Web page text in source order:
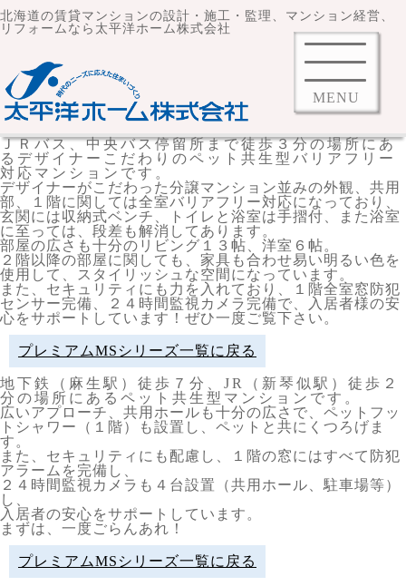
北海道の賃貸マンションの設計・施工・監理、マンション経営、
リフォームなら太平洋ホーム株式会社
MENU
ＪＲバス、中央バス停留所まで徒歩３分の場所にあ
るデザイナーこだわりのペット共生型バリアフリー
対応マンションです。
デザイナーがこだわった分譲マンション並みの外観、共用
部、１階に関しては全室バリアフリー対応になっており、
玄関には収納式ベンチ、トイレと浴室は手摺付、また浴室
に至っては、段差も解消してあります。
部屋の広さも十分のリビング１３帖、洋室６帖。
２階以降の部屋に関しても、家具も合わせ易い明るい色を
使用して、スタイリッシュな空間になっています。
また、セキュリティにも力を入れており、１階全室窓防犯
センサー完備、２４時間監視カメラ完備で、入居者様の安
心をサポートしています！ぜひ一度ご覧下さい。
プレミアムMSシリーズ一覧に戻る
地下鉄（麻生駅）徒歩７分、JR（新琴似駅）徒歩２
分の場所にあるペット共生型マンションです。
広いアプローチ、共用ホールも十分の広さで、ペットフッ
トシャワー（１階）も設置し、ペットと共にくつろげま
す。
また、セキュリティにも配慮し、１階の窓にはすべて防犯
アラームを完備し、
２４時間監視カメラも４台設置（共用ホール、駐車場等）
し、
入居者の安心をサポートしています。
まずは、一度ごらんあれ！
プレミアムMSシリーズ一覧に戻る